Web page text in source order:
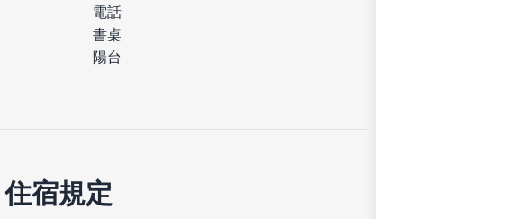
電話
書桌
陽台
住宿規定